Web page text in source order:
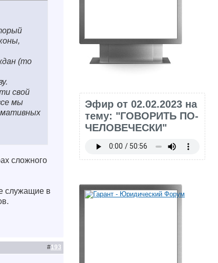
(то
свой
мы
сложного
служащие в
#193
Эфир от 02.02.2023 на
тему: "ГОВОРИТЬ ПО-
ЧЕЛОВЕЧЕСКИ"